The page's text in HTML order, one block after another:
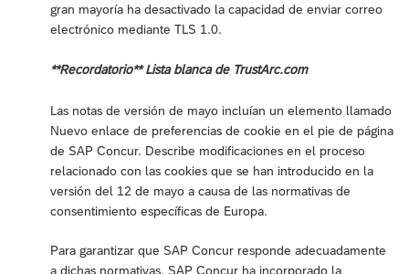
gran mayoría ha desactivado la capacidad de enviar correo
electrónico mediante TLS 1.0.
**Recordatorio** Lista blanca de TrustArc.com
Las notas de versión de mayo incluían un elemento llamado
Nuevo enlace de preferencias de cookie en el pie de página
de SAP Concur. Describe modificaciones en el proceso
relacionado con las cookies que se han introducido en la
versión del 12 de mayo a causa de las normativas de
consentimiento específicas de Europa.
Para garantizar que SAP Concur responde adecuadamente
a dichas normativas, SAP Concur ha incorporado la